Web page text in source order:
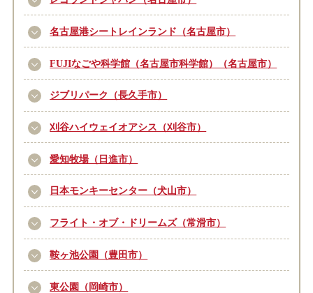
名古屋港シートレインランド（名古屋市）
FUJIなごや科学館（名古屋市科学館）（名古屋市）
ジブリパーク（長久手市）
刈谷ハイウェイオアシス（刈谷市）
愛知牧場（日進市）
日本モンキーセンター（犬山市）
フライト・オブ・ドリームズ（常滑市）
鞍ヶ池公園（豊田市）
東公園（岡崎市）